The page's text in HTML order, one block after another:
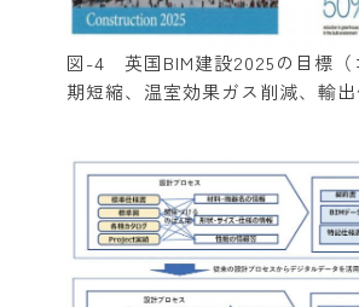
図-4 英国BIM建設2025の目標（
期短縮、温室効果ガス削減、輸出